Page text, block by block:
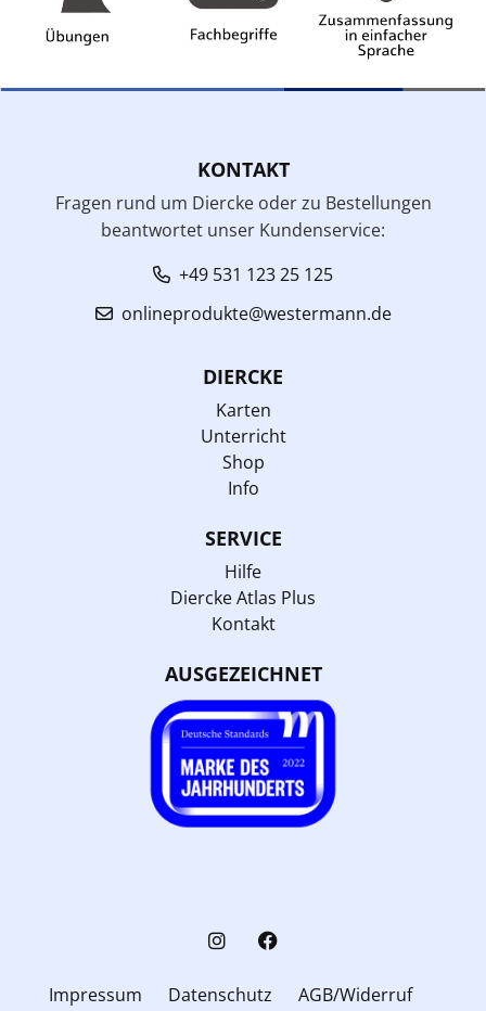
KONTAKT
Fragen rund um Diercke oder zu Bestellungen
beantwortet unser Kundenservice:
+49 531 123 25 125
onlineprodukte@westermann.de
DIERCKE
Karten
Unterricht
Shop
Info
SERVICE
Hilfe
Diercke Atlas Plus
Kontakt
AUSGEZEICHNET
Impressum Datenschutz
AGB/Widerruf